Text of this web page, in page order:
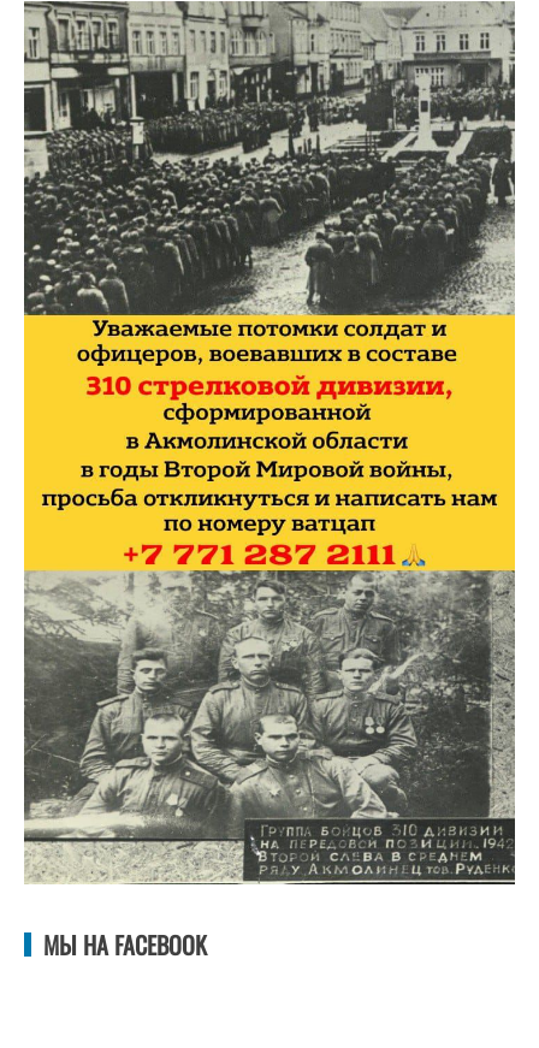
МЫ НА FACEBOOK